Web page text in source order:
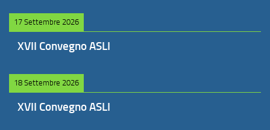
17 Settembre 2026
XVII Convegno ASLI
18 Settembre 2026
XVII Convegno ASLI